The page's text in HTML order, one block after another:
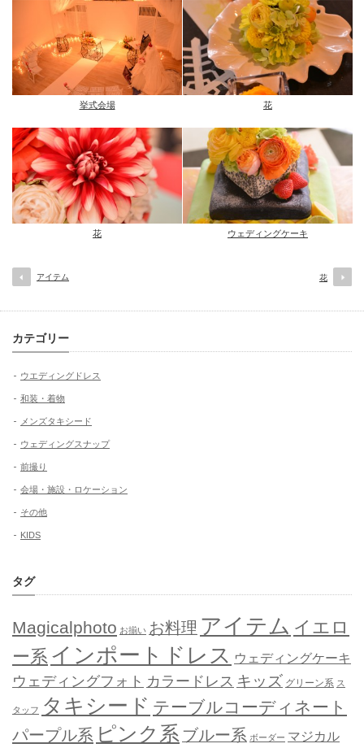
挙式会場 花
花 ウェディングケーキ
アイテム 花
カテゴリー
ウエディングドレス
和装・着物
メンズタキシード
ウェディングスナップ
前撮り
会場・施設・ロケーション
その他
KIDS
タグ
Magicalphoto お揃い お料理 アイテム イエロ
ー系 インポートドレス ウェディングケーキ
ウェディングフォト カラードレス キッズ グリーン系 ス
タッフ タキシード テーブルコーディネート
パープル系 ピンク系 ブルー系 ボーダー マジカル